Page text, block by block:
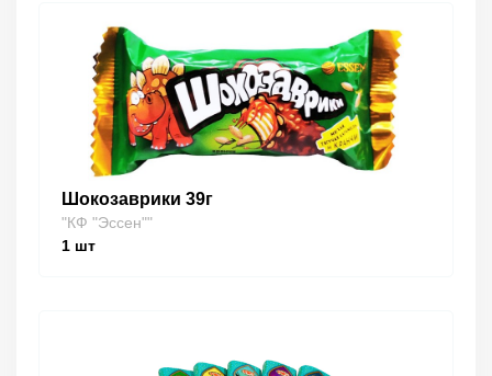
Шокозаврики 39г
"КФ "Эссен""
1 шт